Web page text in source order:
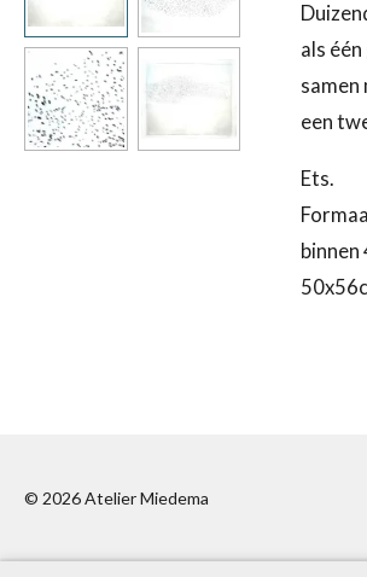
als
samen
een
Ets.
© 2026 Atelier Miedema